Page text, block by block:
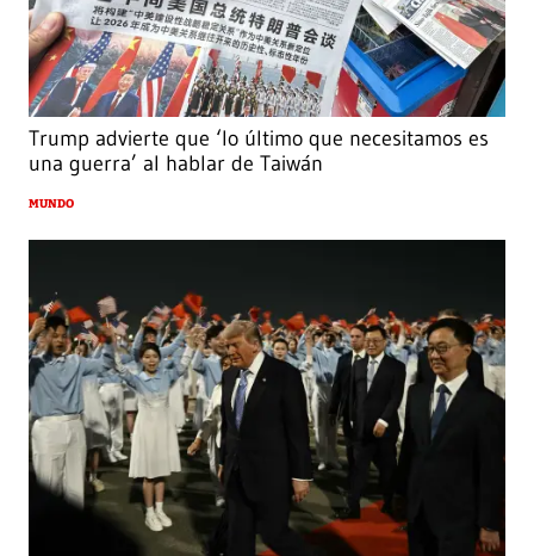
Trump advierte que ‘lo último que necesitamos es
una guerra’ al hablar de Taiwán
MUNDO